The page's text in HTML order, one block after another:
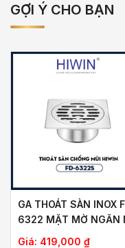
GỢI Ý CHO BẠN
GA THOÁT SÀN INOX
6322 MẶT MỜ NGĂN
THOÁT NHANH
Giá: 419,000 ₫